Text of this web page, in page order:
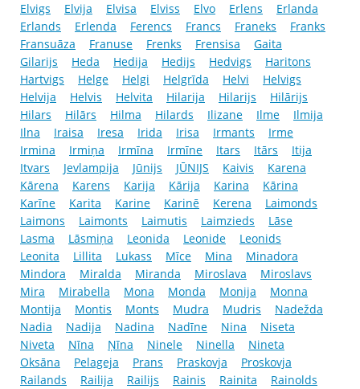
Elvigs
Elvija Elvisa Elviss Elvo Erlens
Erlanda
Erlands
Erlenda Ferencs Francs Franeks
Franks
Fransuāza
Franuse Frenks Frensisa
Gaita
Gilarijs
Heda Hedija Hedijs Hedvigs
Haritons
Hartvigs
Helge Helgi Helgrīda Helvi
Helvigs
Helvija
Helvis Helvita Hilarija Hilarijs
Hilārijs
Hilars
Hilārs Hilma Hilards Ilizane Ilme
Ilmija
Ilna
Iraisa Iresa Irida Irisa Irmants
Irme
Irmina
Irmiņa Irmīna Irmīne Itars Itārs
Itija
Itvars
Jevlampija Jūnijs JŪNIJS Kaivis
Karena
Kārena
Karens Karija Kārija Karina
Kārina
Karīne
Karita Karine Karinē Kerena
Laimonds
Laimons
Laimonts Laimutis Laimzieds
Lāse
Lasma
Lāsmiņa Leonida Leonide
Leonids
Leonita
Lillita Lukass Mīce Mina
Minadora
Mindora
Miralda Miranda Miroslava
Miroslavs
Mira
Mirabella Mona Monda Monija
Monna
Montija
Montis Monts Mudra Mudris
Nadežda
Nadia
Nadija Nadina Nadīne Nina
Niseta
Niveta
Nīna Ņīna Ninele Ninella
Nineta
Oksāna
Pelageja Prans Praskovja
Proskovja
Railands
Railija Railijs Rainis Rainita
Rainolds